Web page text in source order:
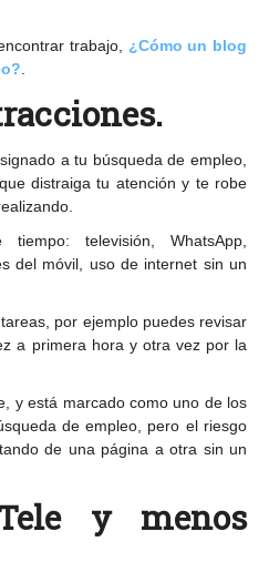
trabajo, ¿Cómo un blog
a tu búsqueda de empleo,
distraiga tu atención y te robe
televisión, WhatsApp,
del móvil, uso de internet sin un
por ejemplo puedes revisar
a primera hora y otra vez por la
y está marcado como uno de los
de empleo, pero el riesgo
de una página a otra sin un
y menos